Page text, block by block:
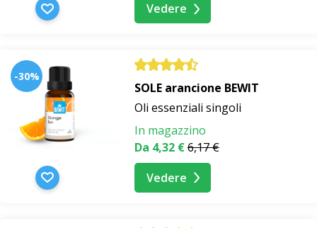
Vedere
-30%
SOLE arancione BEWIT
Oli essenziali singoli
In magazzino
Da 4,32 €6,17 €
Vedere